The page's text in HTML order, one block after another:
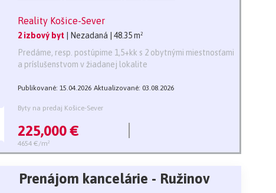
Reality Košice-Sever
2 izbový byt | Nezadaná
| 48.35 m²
Predáme, resp. postúpime 1,5+kk s 2 obytnými miestnosťami
a príslušenstvom v žiadanej lokalite
Publikované: 15.04.2026 Aktualizované: 03.08.2026
Byty na predaj Košice-Sever
225,000 €
4654 €/m²
Prenájom kancelárie - Ružinov